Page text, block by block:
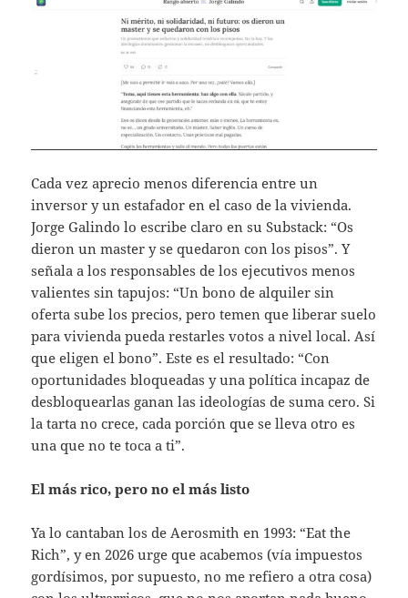
Cada vez aprecio menos diferencia entre un
inversor y un estafador en el caso de la vivienda.
Jorge Galindo lo escribe claro en su Substack: “Os
dieron un master y se quedaron con los pisos”. Y
señala a los responsables de los ejecutivos menos
valientes sin tapujos: “Un bono de alquiler sin
oferta sube los precios, pero temen que liberar suelo
para vivienda pueda restarles votos a nivel local. Así
que eligen el bono”. Este es el resultado: “Con
oportunidades bloqueadas y una política incapaz de
desbloquearlas ganan las ideologías de suma cero. Si
la tarta no crece, cada porción que se lleva otro es
una que no te toca a ti”.
El más rico, pero no el más listo
Ya lo cantaban los de Aerosmith en 1993: “Eat the
Rich”, y en 2026 urge que acabemos (vía impuestos
gordísimos, por supuesto, no me refiero a otra cosa)